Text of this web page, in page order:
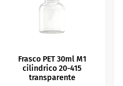
Frasco PET 30ml M1
cilindrico 20-415
transparente